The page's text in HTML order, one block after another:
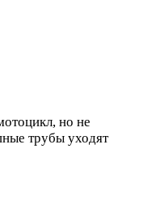
но не
трубы уходят